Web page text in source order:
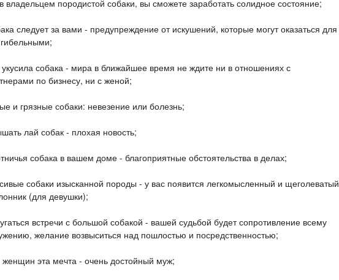
владельцем породистой собаки, вы сможете заработать солидное состояние;
следует за вами - предупреждение от искушений, которые могут оказаться для
собака - мира в ближайшее время не ждите ни в отношениях с
по бизнесу, ни с женой;
и грязные собаки: невезение или болезнь;
лай собак - плохая новость;
собака в вашем доме - благоприятные обстоятельства в делах;
собаки изысканной породы - у вас появится легкомысленный и щеголеватый
(для девушки);
встречи с большой собакой - вашей судьбой будет сопротивление всему
желание возвыситься над пошлостью и посредственностью;
эта мечта - очень достойный муж;